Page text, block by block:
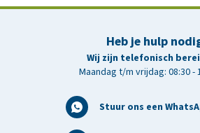
Heb je hulp
Wij zijn telefonisch
Maandag t/m vrijdag: 08:30 -
Stuur ons een